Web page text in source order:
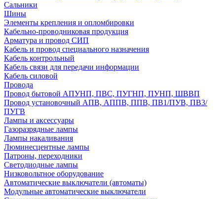
Сальники
Шины
Элементы крепления и опломбировки
Кабельно-проводниковая продукция
Арматура и провод СИП
Кабель и провод специального назначения
Кабель контрольный
Кабель связи для передачи информации
Кабель силовой
Провода
Провод бытовой АПУНП, ПВС, ПУГНП, ПУНП, ШВВП
Провод установочный АПВ, АППВ, ППВ, ПВ1/ПУВ, ПВ3/
ПУГВ
Лампы и аксессуары
Газоразрядные лампы
Лампы накаливания
Люминесцентные лампы
Патроны, переходники
Светодиодные лампы
Низковольтное оборудование
Автоматические выключатели (автоматы)
Модульные автоматические выключатели